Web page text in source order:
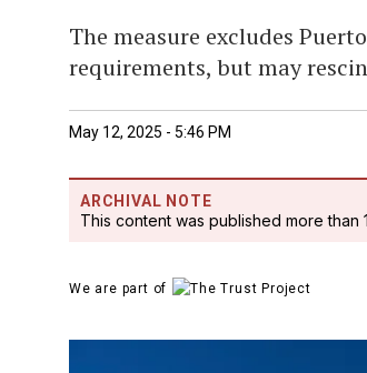
The measure excludes
requirements, but may
May 12, 2025 - 5:46 PM
ARCHIVAL NOTE
This content was published more than
We are part of